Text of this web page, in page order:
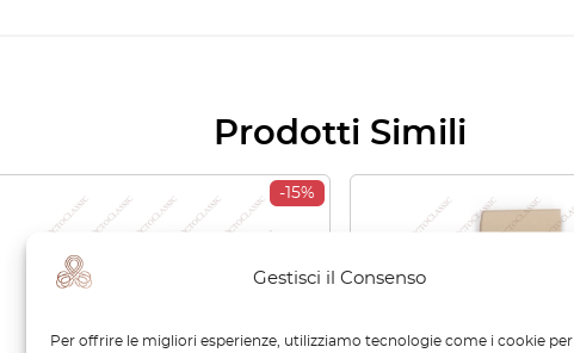
Gestisci il Consenso
Per offrire le migliori esperienze, utilizziamo tecnologie come i cookie per
Prodotti Simili
-15%